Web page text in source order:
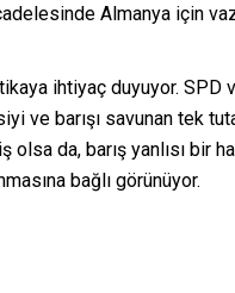
Almanya için
ihtiyaç duyuyor.
barışı savunan tek
olsa da, barış yanlısı bir
bağlı görünüyor.